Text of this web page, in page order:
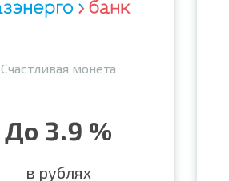
Счастливая монета
До 3.9 %
в рублях